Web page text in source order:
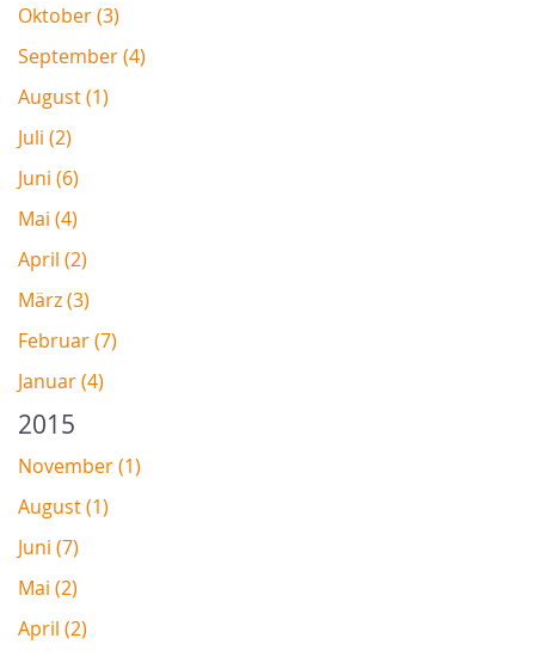
Oktober (3)
September (4)
August (1)
Juli (2)
Juni (6)
Mai (4)
April (2)
März (3)
Februar (7)
Januar (4)
2015
November (1)
August (1)
Juni (7)
Mai (2)
April (2)